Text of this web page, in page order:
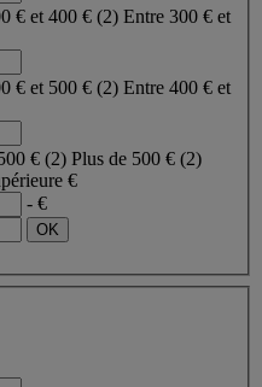
€ et 400 € (2) Entre 300 € et
€ et 500 € (2) Entre 400 € et
€ (2) Plus de 500 € (2)
€
- €